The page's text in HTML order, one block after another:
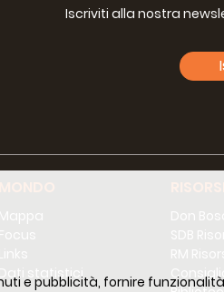
e pubblicità, fornire
Iscriviti alla nostra
Dati statistici